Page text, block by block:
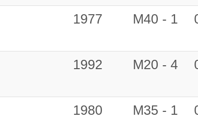
1977 M40 - 1
1992 M20 - 4
1980 M35 - 1